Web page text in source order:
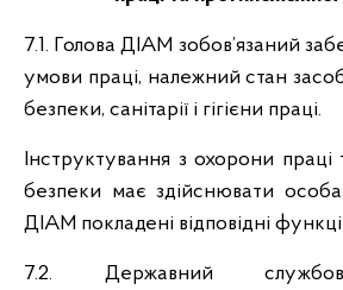
7.1. Голова ДІАМ зобов’язаний
умови праці, належний стан
безпеки, санітарії і гігієни праці.
Інструктування з охорони
безпеки має здійснювати
ДІАМ покладені відповідні
7.2. Державний